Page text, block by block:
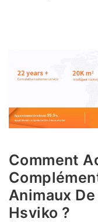
Comment
Animaux
Hsviko ?